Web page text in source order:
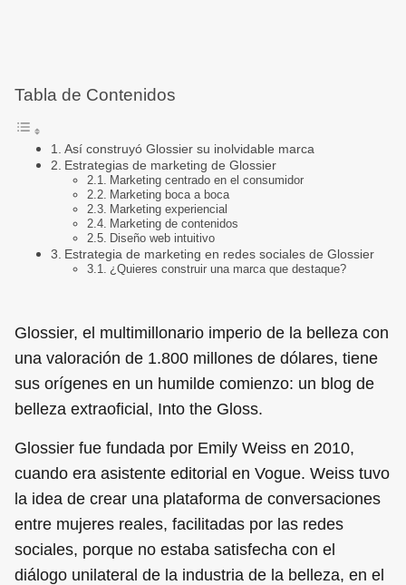
Tabla de Contenidos
Así construyó Glossier su inolvidable marca‍
Estrategias de marketing de Glossier
Marketing centrado en el consumidor
Marketing boca a boca
Marketing experiencial
Marketing de contenidos
Diseño web intuitivo
Estrategia de marketing en redes sociales de Glossier
¿Quieres construir una marca que destaque?
Glossier, el multimillonario imperio de la belleza con
una valoración de 1.800 millones de dólares, tiene
sus orígenes en un humilde comienzo: un blog de
belleza extraoficial, Into the Gloss.
Glossier fue fundada por Emily Weiss en 2010,
cuando era asistente editorial en Vogue. Weiss tuvo
la idea de crear una plataforma de conversaciones
entre mujeres reales, facilitadas por las redes
sociales, porque no estaba satisfecha con el
diálogo unilateral de la industria de la belleza, en el